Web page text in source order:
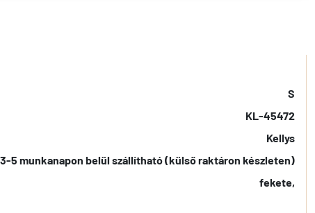
S
KL-45472
Kellys
3-5 munkanapon belül szállítható (külső raktáron készleten)
fekete,